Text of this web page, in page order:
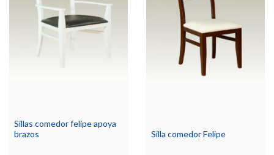
Sillas comedor felipe apoya
brazos
Silla comedor Felipe